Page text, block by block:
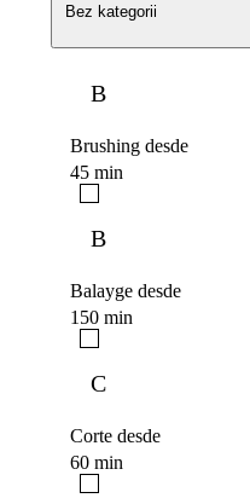
Bez kategorii
B
Brushing desde
45 min
B
Balayge desde
150 min
C
Corte desde
60 min